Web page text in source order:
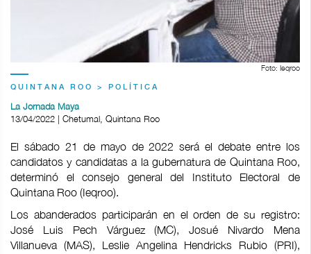
Foto: Ieqroo
QUINTANA ROO > POLÍTICA
La Jornada Maya
13/04/2022 | Chetumal, Quintana Roo
El sábado 21 de mayo de 2022 será el debate entre los
candidatos y candidatas a la gubernatura de Quintana Roo,
determinó el consejo general del Instituto Electoral de
Quintana Roo (Ieqroo).
Los abanderados participarán en el orden de su registro:
José Luis Pech Várguez (MC), Josué Nivardo Mena
Villanueva (MAS), Leslie Angelina Hendricks Rubio (PRI),